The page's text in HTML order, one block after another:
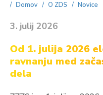
Domov O ZDS Novice
3. julij 2026
Od 1. julija 2026
ravnanju med
dela